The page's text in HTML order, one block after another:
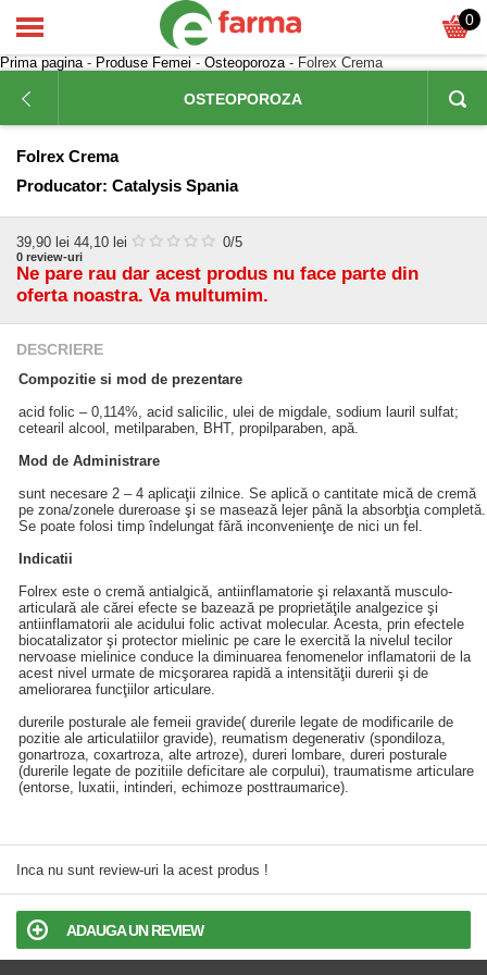
0
Prima pagina- Produse Femei - Osteoporoza- Folrex Crema
OSTEOPOROZA
Folrex Crema
Producator: Catalysis Spania
39,90 lei 44,10 lei 0/5
0 review-uri
Ne pare rau dar acest produs nu face parte din
oferta noastra. Va multumim.
DESCRIERE
Compozitie si mod de prezentare
acid folic – 0,114%, acid salicilic, ulei de migdale, sodium lauril sulfat;
cetearil alcool, metilparaben, BHT, propilparaben, apă.
Mod de Administrare
sunt necesare 2 – 4 aplicaţii zilnice. Se aplică o cantitate mică de cremă
pe zona/zonele dureroase şi se masează lejer până la absorbţia completă.
Se poate folosi timp îndelungat fără inconvenienţe de nici un fel.
Indicatii
Folrex este o cremă antialgică, antiinflamatorie şi relaxantă musculo-
articulară ale cărei efecte se bazează pe proprietăţile analgezice şi
antiinflamatorii ale acidului folic activat molecular. Acesta, prin efectele
biocatalizator şi protector mielinic pe care le exercită la nivelul tecilor
nervoase mielinice conduce la diminuarea fenomenelor inflamatorii de la
acest nivel urmate de micşorarea rapidă a intensităţii durerii şi de
ameliorarea funcţiilor articulare.
durerile posturale ale femeii gravide( durerile legate de modificarile de
pozitie ale articulatiilor gravide), reumatism degenerativ (spondiloza,
gonartroza, coxartroza, alte artroze), dureri lombare, dureri posturale
(durerile legate de pozitiile deficitare ale corpului), traumatisme articulare
(entorse, luxatii, intinderi, echimoze posttraumarice).
Inca nu sunt review-uri la acest produs !
ADAUGA UN REVIEW